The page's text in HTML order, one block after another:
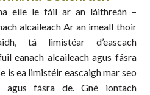
eile le fáil ar an láithreán –
alcaileach Ar an imeall thoir
tá limistéar d’eascach
eanach alcaileach agus fásra
is ea limistéir eascaigh mar seo
agus fásra de. Gné iontach